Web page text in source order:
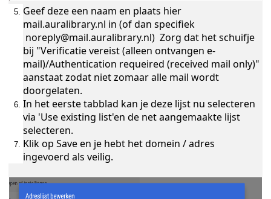
Geef deze een naam en plaats hier
mail.auralibrary.nl in (of dan specifiek
noreply@mail.auralibrary.nl) Zorg dat het schuifje
bij "Verificatie vereist (alleen ontvangen e-
mail)/Authentication requeired (received mail only)"
aanstaat zodat niet zomaar alle mail wordt
doorgelaten.
In het eerste tabblad kan je deze lijst nu selecteren
via 'Use existing list'en de net aangemaakte lijst
selecteren.
Klik op Save en je hebt het domein / adres
ingevoerd als veilig.